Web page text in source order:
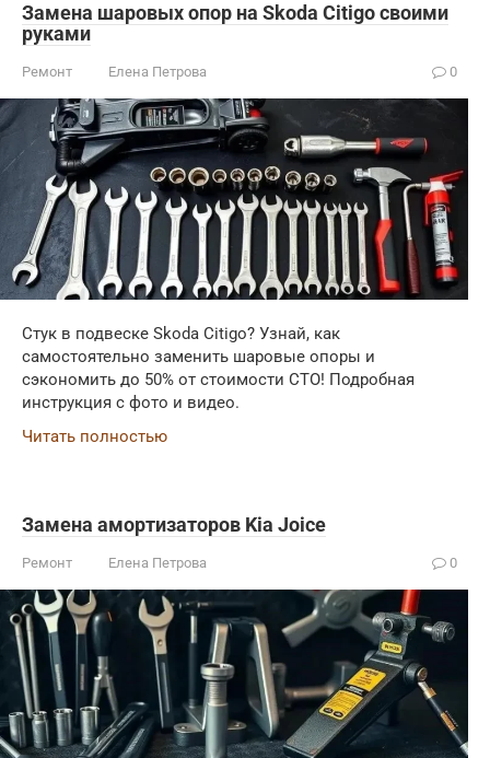
Замена шаровых опор на Skoda Citigo своими
руками
Ремонт Елена Петрова 0
Стук в подвеске Skoda Citigo? Узнай, как
самостоятельно заменить шаровые опоры и
сэкономить до 50% от стоимости СТО! Подробная
инструкция с фото и видео.
Читать полностью
Замена амортизаторов Kia Joice
Ремонт Елена Петрова 0